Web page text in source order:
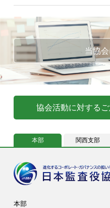
当協
協会活動に対する
本部 関西支部
本部